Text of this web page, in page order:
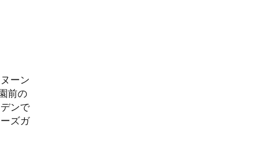
ーン
前の
ンで
ズガ